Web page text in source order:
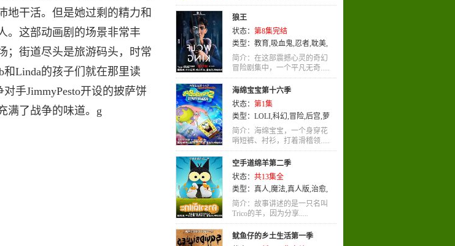
地干活。但是她过剩的精力和
。这部动画剧的场景非常丰
；街道尽头是旅游码头，时常
Linda的孩子们就在那里读
手JimmyPesto开设的披萨饼
满了战争的味道。g
狼王
状态： 第8集完结
类型： 教育,吸血鬼,忍者,耽美,
机械,冒险,英语,奇幻,恐怖,动画
简介：在这部震撼心灵的奇幻
冒险剧集中，一个平凡无奇.....
海绵宝宝第十六季
状态： 第1集
类型： LOLI,科幻,冒险,后宫,萝
莉,英语,奇幻,动画 喜剧
简介：海绵宝宝，一个身穿花
哨短裤、衬衫，打着滑稽领.....
空手道绵羊第二季
状态： 共13集全
类型： 真人,魔法,真人版,治愈,
机械,女性向
简介：故事讲述的是一只名叫
Trico的羊，因为分享.....
鱿鱼仔的乡土生活第一季